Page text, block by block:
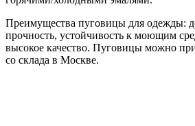
Преимущества пуговицы для одежды:
прочность, устойчивость к моющим
высокое качество. Пуговицы можно
со склада в Москве.